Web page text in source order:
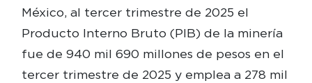
México, al tercer trimestre de 2025 el
Producto Interno Bruto (PIB) de la minería
fue de 940 mil 690 millones de pesos en el
tercer trimestre de 2025 y emplea a 278 mil